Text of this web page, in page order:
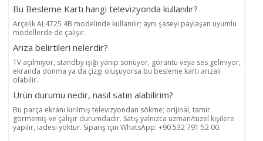
Bu Besleme Kartı hangi televizyonda kullanılır?
Arçelik AL4725 4B modelinde kullanılır; aynı şaseyi paylaşan uyumlu
modellerde de çalışır.
Arıza belirtileri nelerdir?
TV açılmıyor, standby ışığı yanıp sönüyor, görüntü veya ses gelmiyor,
ekranda donma ya da çizgi oluşuyorsa bu besleme kartı arızalı
olabilir.
Ürün durumu nedir, nasıl satın alabilirim?
Bu parça ekranı kırılmış televizyondan sökme; orijinal, tamir
görmemiş ve çalışır durumdadır. Satış yalnızca uzman/tüzel kişilere
yapılır, iadesi yoktur. Sipariş için WhatsApp: +90 532 791 52 00.